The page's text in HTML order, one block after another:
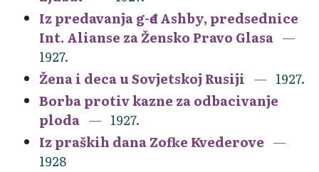
Iz predavanja g-đe Ashby, predsednice
Int. Alianse za Žensko Pravo Glasa
1927.
Žena i deca u Sovjetskoj Rusiji
1927.
Borba protiv kazne za odbacivanje
ploda
1927.
Iz praških dana Zofke Kvederove
1928